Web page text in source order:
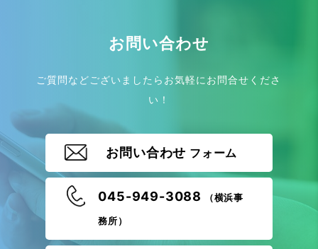
お問い合わせ
ご質問などございましたらお気軽にお問合せくださ
い！
お問い合わせ フォーム
045-949-3088 （横浜事
務所）